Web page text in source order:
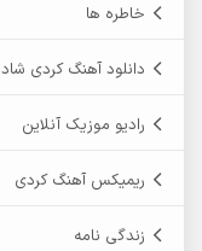
خاطره ها
دانلود آهنگ کردی شاد
رادیو موزیک آنلاین
ریمیکس آهنگ کردی
زندگی نامه